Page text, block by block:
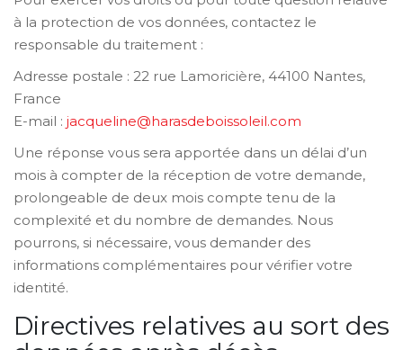
à la protection de vos données, contactez le
responsable du traitement :
Adresse postale : 22 rue Lamoricière, 44100 Nantes,
France
E-mail : jacqueline@harasdeboissoleil.com
Une réponse vous sera apportée dans un délai d’un
mois à compter de la réception de votre demande,
prolongeable de deux mois compte tenu de la
complexité et du nombre de demandes. Nous
pourrons, si nécessaire, vous demander des
informations complémentaires pour vérifier votre
identité.
Directives relatives au sort des